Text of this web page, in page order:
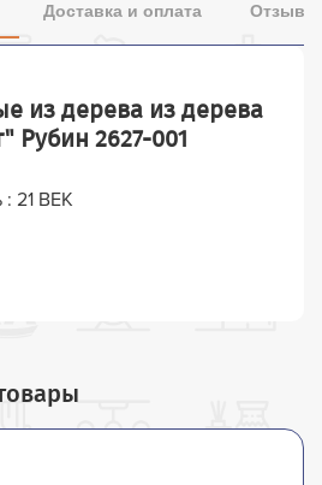
Доставка и оплата Отзывы
из дерева из дерева
Рубин 2627-001
: 21 ВЕК